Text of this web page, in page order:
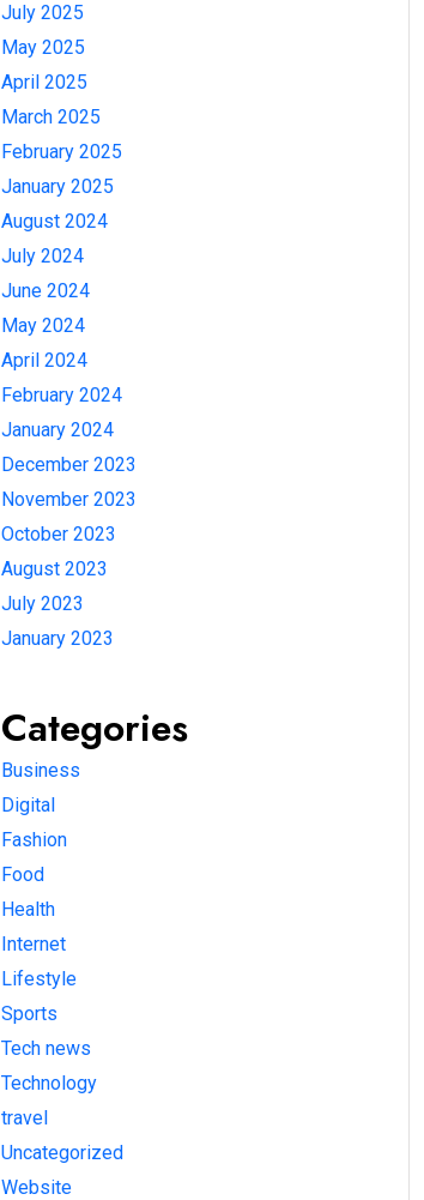
July 2025
May 2025
April 2025
March 2025
February 2025
January 2025
August 2024
July 2024
June 2024
May 2024
April 2024
February 2024
January 2024
December 2023
November 2023
October 2023
August 2023
July 2023
January 2023
Categories
Business
Digital
Fashion
Food
Health
Internet
Lifestyle
Sports
Tech news
Technology
travel
Uncategorized
Website